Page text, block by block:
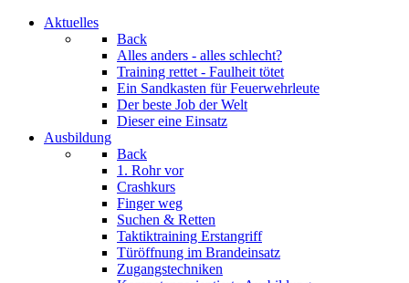
Aktuelles
Back
Alles anders - alles schlecht?
Training rettet - Faulheit tötet
Ein Sandkasten für Feuerwehrleute
Der beste Job der Welt
Dieser eine Einsatz
Ausbildung
Back
1. Rohr vor
Crashkurs
Finger weg
Suchen & Retten
Taktiktraining Erstangriff
Türöffnung im Brandeinsatz
Zugangstechniken